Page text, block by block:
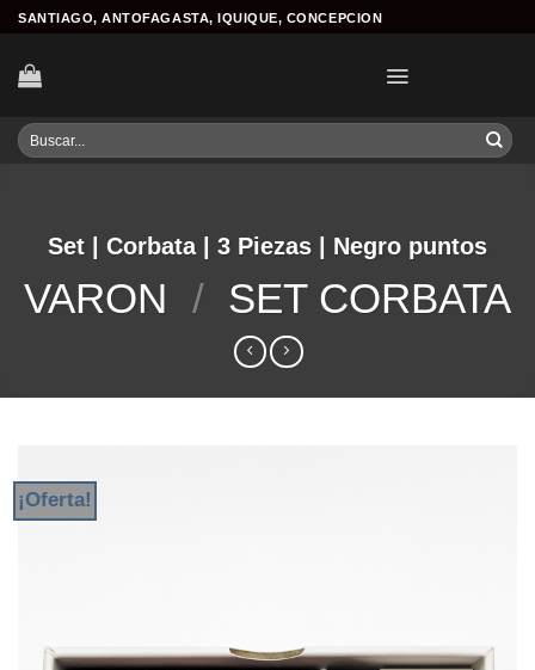
Skip
content
SANTIAGO, ANTOFAGASTA, IQUIQUE, CONCEPCION
Buscar
por:
Set | Corbata | 3 Piezas | Negro puntos
VARON / SET CORBATA
¡Oferta!